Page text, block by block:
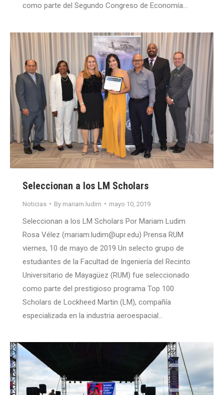
como parte del Segundo Congreso de Economía…
Seleccionan a los LM Scholars
Noticias By mariam.ludim mayo 10, 2019
Seleccionan a los LM Scholars Por Mariam Ludim
Rosa Vélez (mariam.ludim@upr.edu) Prensa RUM
viernes, 10 de mayo de 2019 Un selecto grupo de
estudiantes de la Facultad de Ingeniería del Recinto
Universitario de Mayagüez (RUM) fue seleccionado
como parte del prestigioso programa Top 100
Scholars de Lockheed Martin (LM), compañía
especializada en la industria aeroespacial…